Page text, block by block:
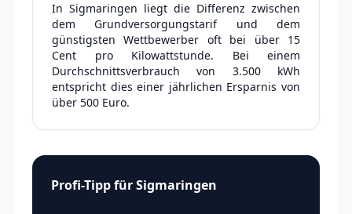
In Sigmaringen liegt die Differenz zwischen
dem Grundversorgungstarif und dem
günstigsten Wettbewerber oft bei über 15
Cent pro Kilowattstunde. Bei einem
Durchschnittsverbrauch von 3.500 kWh
entspricht dies einer jährlichen Ersparnis von
über 500 Euro.
Profi-Tipp für Sigmaringen